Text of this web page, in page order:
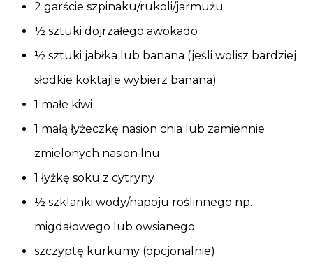
2 garście szpinaku/rukoli/jarmużu
½ sztuki dojrzałego awokado
½ sztuki jabłka lub banana (jeśli wolisz bardziej
słodkie koktajle wybierz banana)
1 małe kiwi
1 małą łyżeczkę nasion chia lub zamiennie
zmielonych nasion lnu
1 łyżkę soku z cytryny
½ szklanki wody/napoju roślinnego np.
migdałowego lub owsianego
szczyptę kurkumy (opcjonalnie)